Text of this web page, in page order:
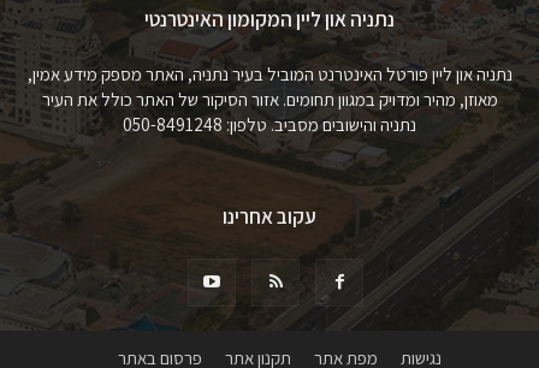
נתניה און ליין המקומון האינטרנטי
נתניה און ליין פורטל האינטרנט המוביל בעיר נתניה, האתר מספק מידע אמין,
מאוזן, מהיר ומדויק במגוון תחומים. אזור הסיקור של האתר כולל את העיר
נתניה והישובים מסביב. טלפון: 050-8491248
עקוב אחרינו
נגישות מפת אתר תקנון אתר פרסום באתר